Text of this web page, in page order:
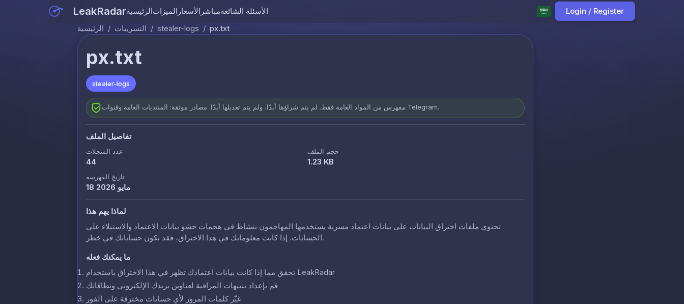
LeakRadarالرئيسيةالميزات الأسعار مباشرالأسئلة الشائعة
Login / Register
الرئيسية / التسريبات / stealer-logs / px.txt
px.txt
stealer-logs
مفهرس من المواد العامة فقط. لم يتم شراؤها أبدًا، ولم يتم تعديلها أبدًا. مصادر موثقة: المنتديات العامة وقنوات Telegram.
تفاصيل الملف
عدد السجلات
44
حجم الملف
1.23 KB
تاريخ الفهرسة
18 مايو 2026
لماذا يهم هذا
تحتوي ملفات اختراق البيانات على بيانات اعتماد مسربة يستخدمها المهاجمون بنشاط في هجمات حشو بيانات الاعتماد والاستيلاء على
الحسابات. إذا كانت معلوماتك في هذا الاختراق، فقد تكون حساباتك في خطر.
ما يمكنك فعله
تحقق مما إذا كانت بيانات اعتمادك تظهر في هذا الاختراق باستخدام LeakRadar
قم بإعداد تنبيهات المراقبة لعناوين بريدك الإلكتروني ونطاقاتك
غيّر كلمات المرور لأي حسابات مخترقة على الفور